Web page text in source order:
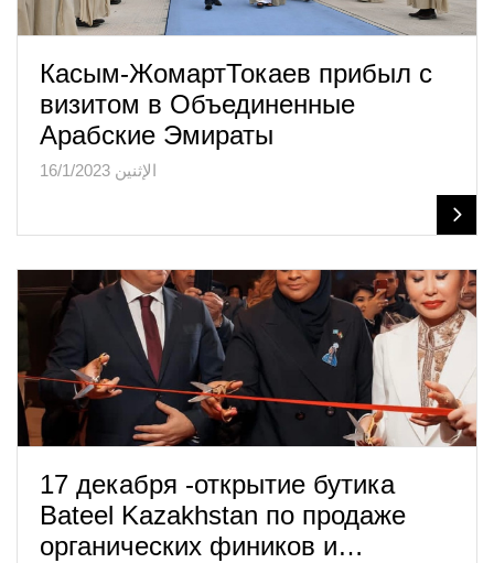
Касым-ЖомартТокаев прибыл с
визитом в Объединенные
Арабские Эмираты
الإثنين 16/1/2023
17 декабря -открытие бутика
Bateel Kazakhstan по продаже
органических фиников и…